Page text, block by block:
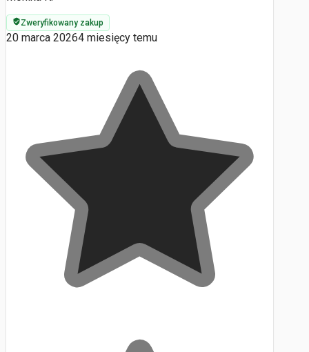
Zweryfikowany zakup
20 marca 20264 miesięcy temu